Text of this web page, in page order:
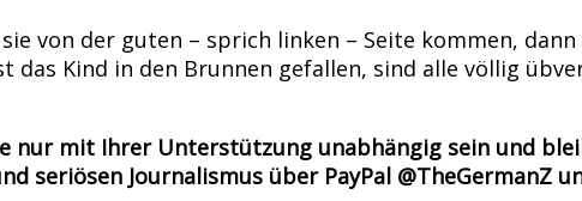
von der guten – sprich linken – Seite kommen,
Kind in den Brunnen gefallen, sind alle völlig
nur mit Ihrer Unterstützung unabhängig sein und
Journalismus über PayPal @TheGermanZ